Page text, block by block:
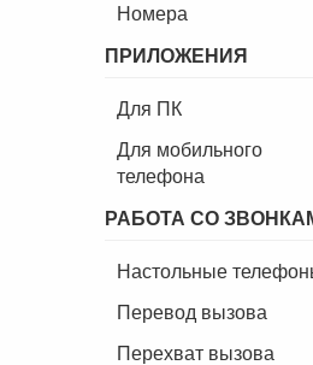
Номера
ПРИЛОЖЕНИЯ
Для ПК
Для мобильного
телефона
РАБОТА СО
Настольные
Перевод вызова
Перехват вызова